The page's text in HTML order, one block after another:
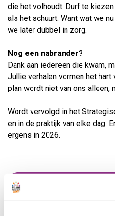
die het volhoudt. Durf te
als het schuurt. Want wat we
we later dubbel in zorg.
Nog een nabrander?
Dank aan iedereen die kwam,
Jullie verhalen vormen het
plan wordt niet van ons alleen,
Wordt vervolgd in het
en in de praktijk van elke dag.
ergens in 2026.